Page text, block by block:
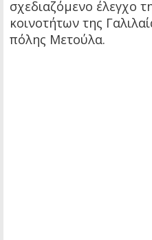
σχεδιαζόμενο έλεγχο
κοινοτήτων της
πόλης Μετούλα.